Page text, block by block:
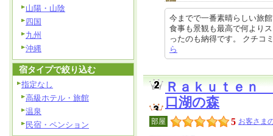
今までで一番素晴らしい旅
食事も景観も最高で何より
ったのも納得です。 クチ
ら
Ｒａｋｕｔｅ
口湖の森
部屋 5 お客さま
山陽・山陰
四国
九州
沖縄
宿タイプで絞り込む
指定なし
高級ホテル・旅館
温泉
民宿・ペンション